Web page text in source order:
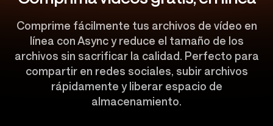
Comprime fácilmente tus archivos de vídeo en
línea con Async y reduce el tamaño de los
archivos sin sacrificar la calidad. Perfecto para
compartir en redes sociales, subir archivos
rápidamente y liberar espacio de
almacenamiento.